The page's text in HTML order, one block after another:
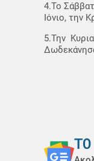
4.Το
Ιόνιο, την
5.Την
ΤΟ